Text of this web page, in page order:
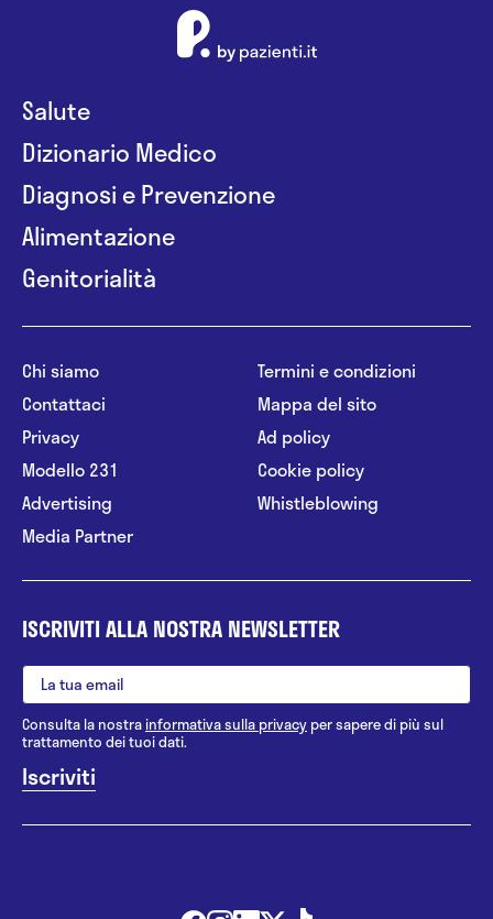
Salute
Dizionario Medico
Diagnosi e Prevenzione
Alimentazione
Genitorialità
Chi siamo
Contattaci
Privacy
Modello 231
Advertising
Media Partner
Termini e condizioni
Mappa del sito
Ad policy
Cookie policy
Whistleblowing
ISCRIVITI ALLA NOSTRA NEWSLETTER
Consulta la nostrainformativa sulla privacy per sapere di più sul
trattamento dei tuoi dati.